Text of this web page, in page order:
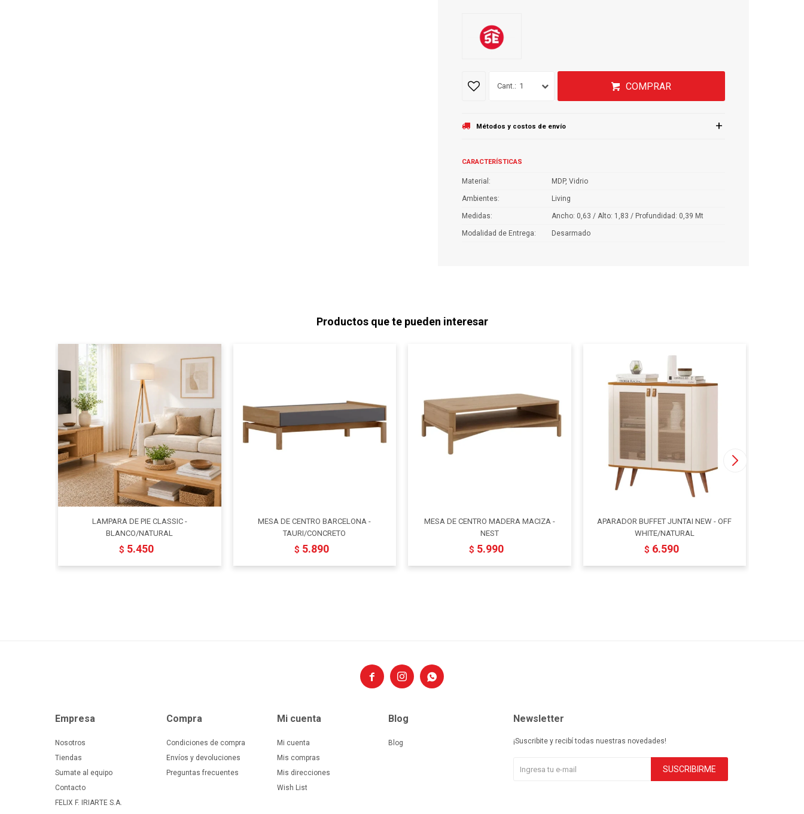
1 COMPRAR
Métodos y costos de envío
CARACTERÍSTICAS
Material MDP, Vidrio
Ambientes Living
Medidas Ancho: 0,63 / Alto: 1,83 / Profundidad: 0,39 Mt
Modalidad de Entrega Desarmado
Productos que te pueden interesar
LAMPARA DE PIE CLASSIC -
BLANCO/NATURAL
$ 5.450
MESA DE CENTRO BARCELONA -
TAURI/CONCRETO
$ 5.890
MESA DE CENTRO MADERA MACIZA -
NEST
$ 5.990
APARADOR BUFFET JUNTAI NEW - OFF
WHITE/NATURAL
$ 6.590
  
Empresa
Nosotros
Tiendas
Sumate al equipo
Contacto
FELIX F. IRIARTE S.A.
Compra
Condiciones de compra
Envíos y devoluciones
Preguntas frecuentes
Mi cuenta
Mi cuenta
Mis compras
Mis direcciones
Wish List
Blog
Blog
Newsletter
¡Suscribite y recibí todas nuestras novedades!
SUSCRIBIRME